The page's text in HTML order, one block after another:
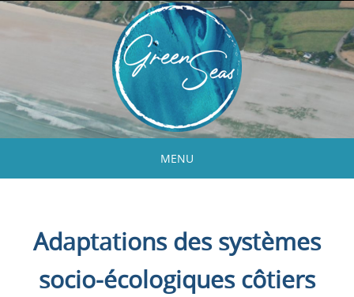
Skip
MENU
contentAdaptations des systèmes
socio-écologiques côtiers